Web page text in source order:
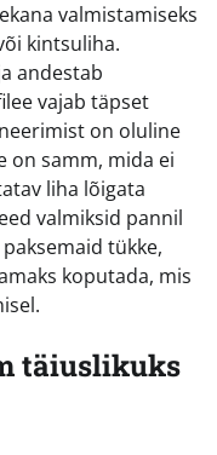
valmistamiseks
kintsuliha.
andestab
vajab täpset
on oluline
on samm, mida ei
liha lõigata
valmiksid pannil
tükke,
koputada, mis
täiuslikuks